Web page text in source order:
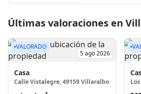
Últimas valoraciones en
VALORADO
5 ago 2026
Casa
Calle Vistalegre, 49159 Villaralbo